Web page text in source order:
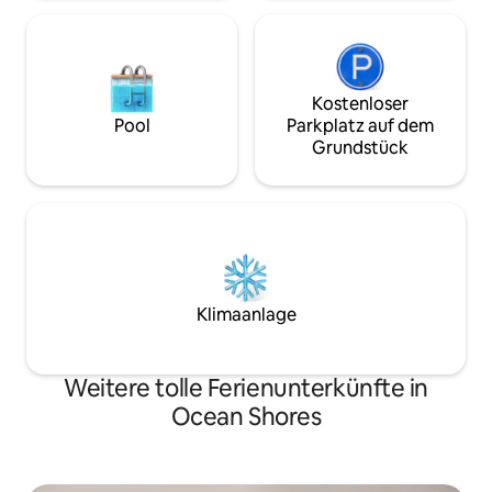
Pool
Kostenloser
Parkplatz auf dem
Grundstück
Klimaanlage
Weitere tolle Ferienunterkünfte in
Ocean Shores